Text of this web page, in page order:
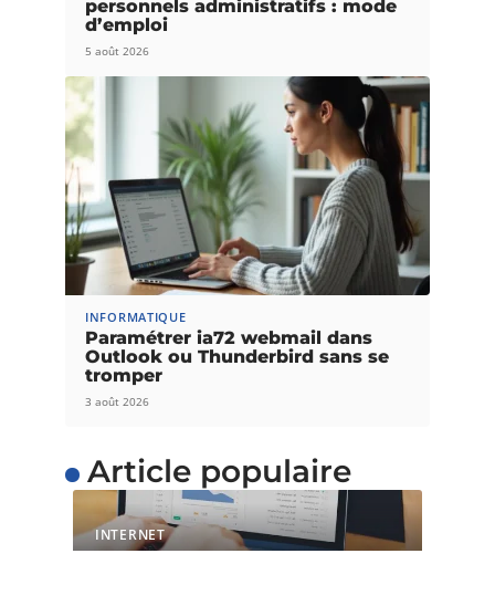
personnels administratifs : mode
d’emploi
5 août 2026
INFORMATIQUE
Paramétrer ia72 webmail dans
Outlook ou Thunderbird sans se
tromper
3 août 2026
Article populaire
INTERNET